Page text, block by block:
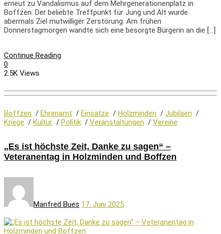
erneut zu Vandalismus auf dem Mehrgenerationenplatz in
Boffzen. Der beliebte Treffpunkt für Jung und Alt wurde
abermals Ziel mutwilliger Zerstörung. Am frühen
Donnerstagmorgen wandte sich eine besorgte Bürgerin an die […]
Continue Reading
0
2.5K Views
Boffzen / Ehrenamt / Einsätze / Holzminden / Jubiläen /
Kriege / Kultur / Politik / Veranstaltungen / Vereine
„Es ist höchste Zeit, Danke zu sagen“ –
Veteranentag in Holzminden und Boffzen
Manfred Bues 17. Juni 2025